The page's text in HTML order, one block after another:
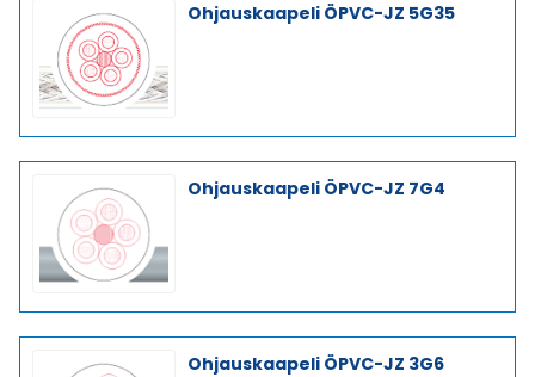
Ohjauskaapeli ÖPVC-JZ 5G35
Ohjauskaapeli ÖPVC-JZ 7G4
Ohjauskaapeli ÖPVC-JZ 3G6